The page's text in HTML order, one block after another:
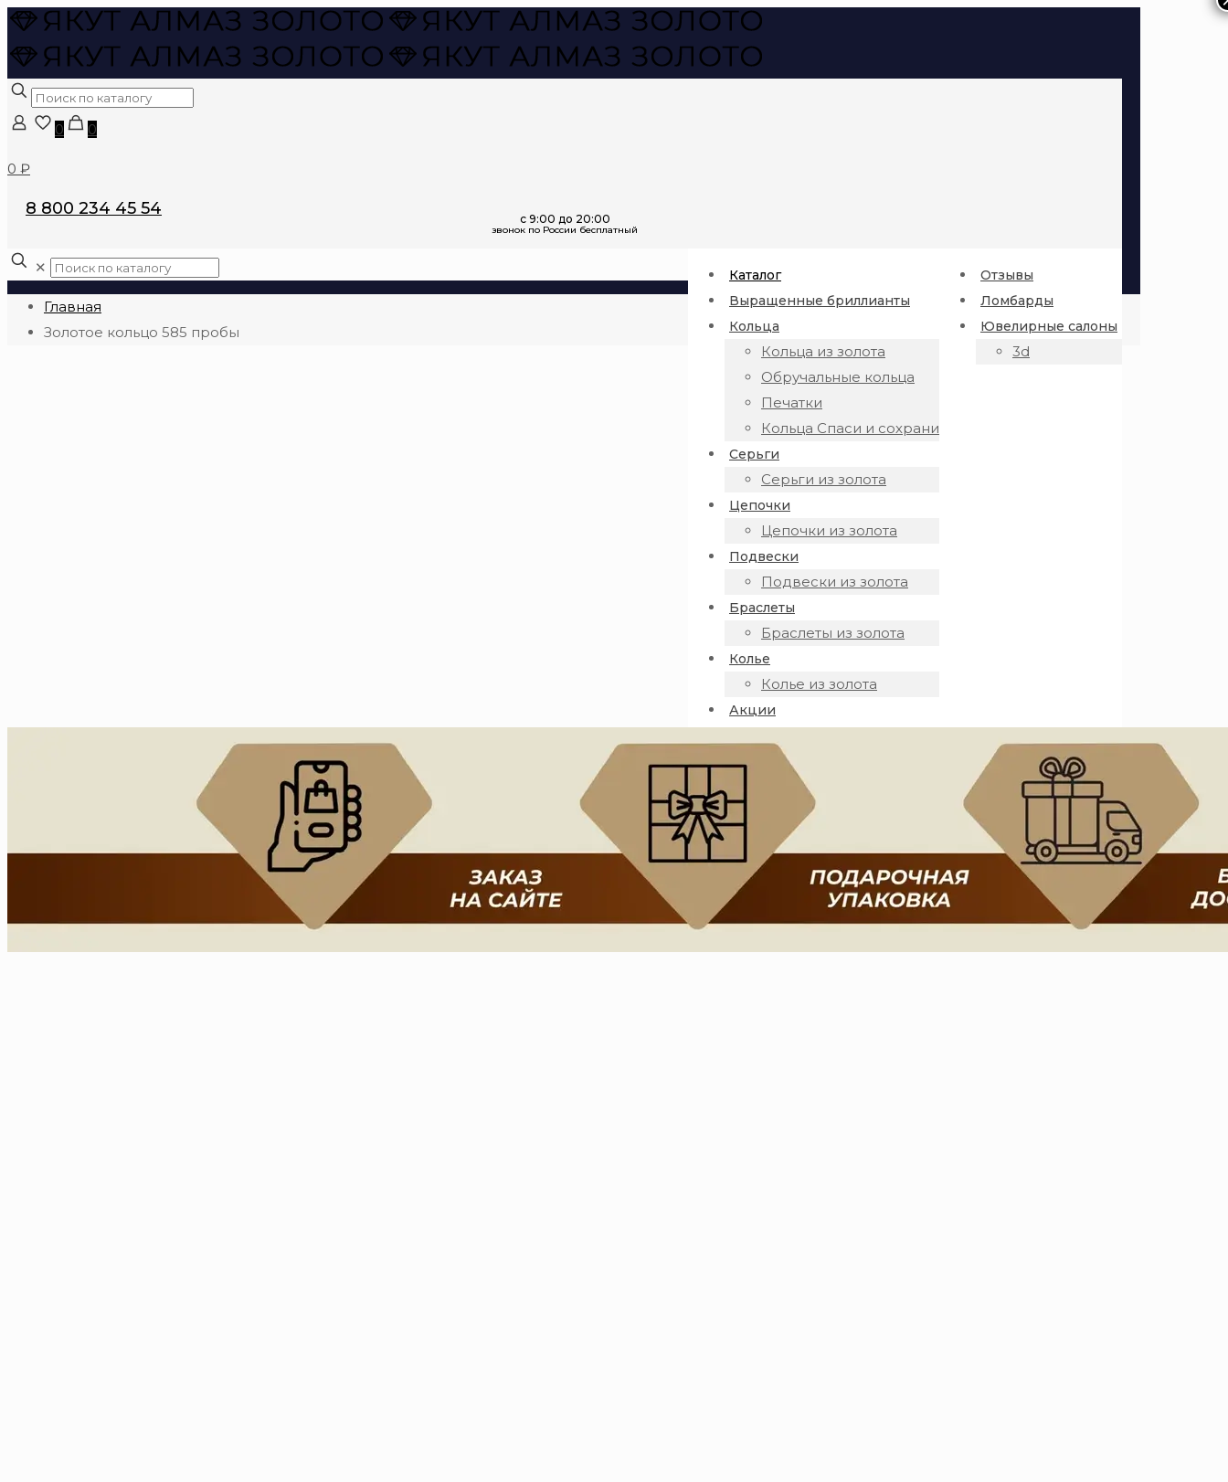
0 0
0 ₽
8 800 234 45 54
Каталог
Выращенные бриллианты
Кольца
Кольца из золота
Обручальные кольца
Печатки
Кольца Спаси и сохрани
Серьги
Серьги из золота
Цепочки
Цепочки из золота
Подвески
Подвески из золота
Браслеты
Браслеты из золота
Колье
Колье из золота
Акции
Отзывы
Ломбарды
Ювелирные салоны
3d
✕
Главная
Золотое кольцо 585 пробы